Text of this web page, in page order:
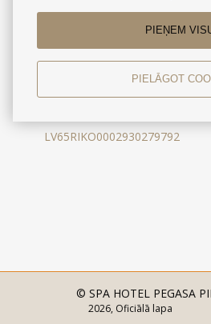
PIEŅEM
PIELĀGOT
Lomonosova iela 3, Rīga, LV-
LV 40003098029
Luminor Bank AS Latvijas filiāle
RIKOLV2X
LV65RIKO0002930279792
© SPA HOTEL PEGASA
2026, Oficiālā lapa